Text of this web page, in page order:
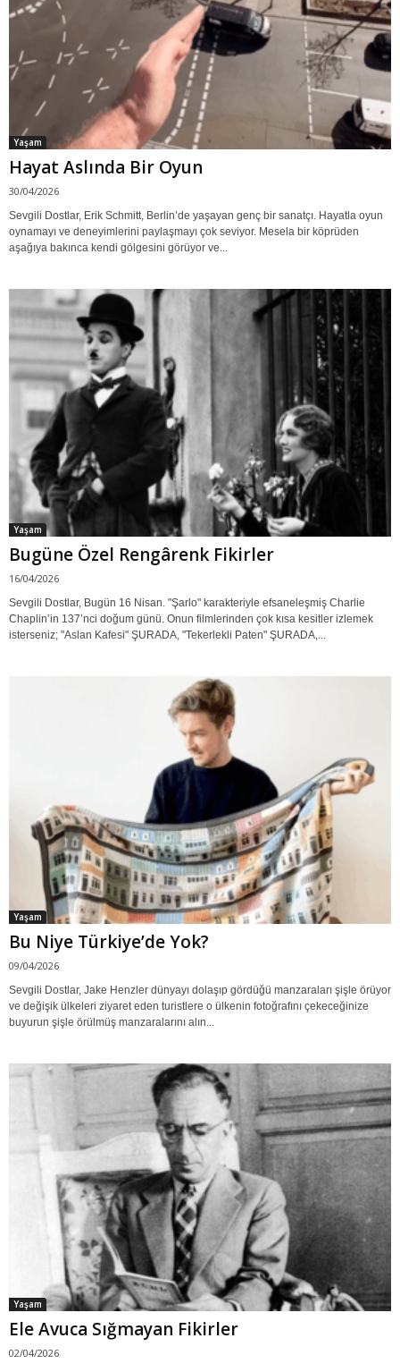
Yaşam
Hayat Aslında Bir Oyun
30/04/2026
Sevgili Dostlar, Erik Schmitt, Berlin’de yaşayan genç bir sanatçı. Hayatla oyun
oynamayı ve deneyimlerini paylaşmayı çok seviyor. Mesela bir köprüden
aşağıya bakınca kendi gölgesini görüyor ve...
Yaşam
Bugüne Özel Rengârenk Fikirler
16/04/2026
Sevgili Dostlar, Bugün 16 Nisan. "Şarlo" karakteriyle efsaneleşmiş Charlie
Chaplin’in 137’nci doğum günü. Onun filmlerinden çok kısa kesitler izlemek
isterseniz; "Aslan Kafesi" ŞURADA, "Tekerlekli Paten" ŞURADA,...
Yaşam
Bu Niye Türkiye’de Yok?
09/04/2026
Sevgili Dostlar, Jake Henzler dünyayı dolaşıp gördüğü manzaraları şişle örüyor
ve değişik ülkeleri ziyaret eden turistlere o ülkenin fotoğrafını çekeceğinize
buyurun şişle örülmüş manzaralarını alın...
Yaşam
Ele Avuca Sığmayan Fikirler
02/04/2026